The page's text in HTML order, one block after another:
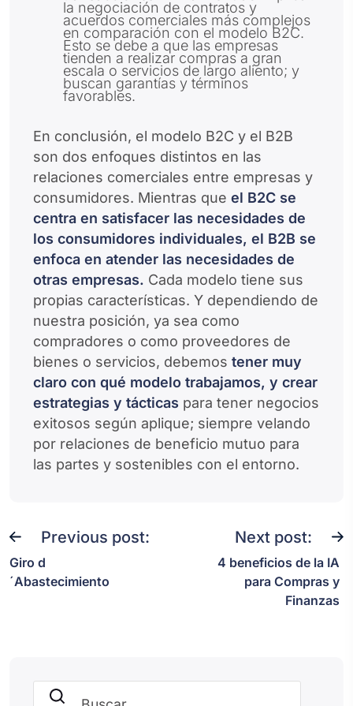
la negociación de contratos y
acuerdos comerciales más complejos
en comparación con el modelo B2C.
Esto se debe a que las empresas
tienden a realizar compras a gran
escala o servicios de largo aliento; y
buscan garantías y términos
favorables.
En conclusión, el modelo B2C y el B2B
son dos enfoques distintos en las
relaciones comerciales entre empresas y
consumidores. Mientras que el B2C se
centra en satisfacer las necesidades de
los consumidores individuales, el B2B se
enfoca en atender las necesidades de
otras empresas. Cada modelo tiene sus
propias características. Y dependiendo de
nuestra posición, ya sea como
compradores o como proveedores de
bienes o servicios, debemos tener muy
claro con qué modelo trabajamos, y crear
estrategias y tácticas para tener negocios
exitosos según aplique; siempre velando
por relaciones de beneficio mutuo para
las partes y sostenibles con el entorno.
Previous post:
Giro d
´Abastecimiento
Next post:
4 beneficios de la IA
para Compras y
Finanzas
Buscar